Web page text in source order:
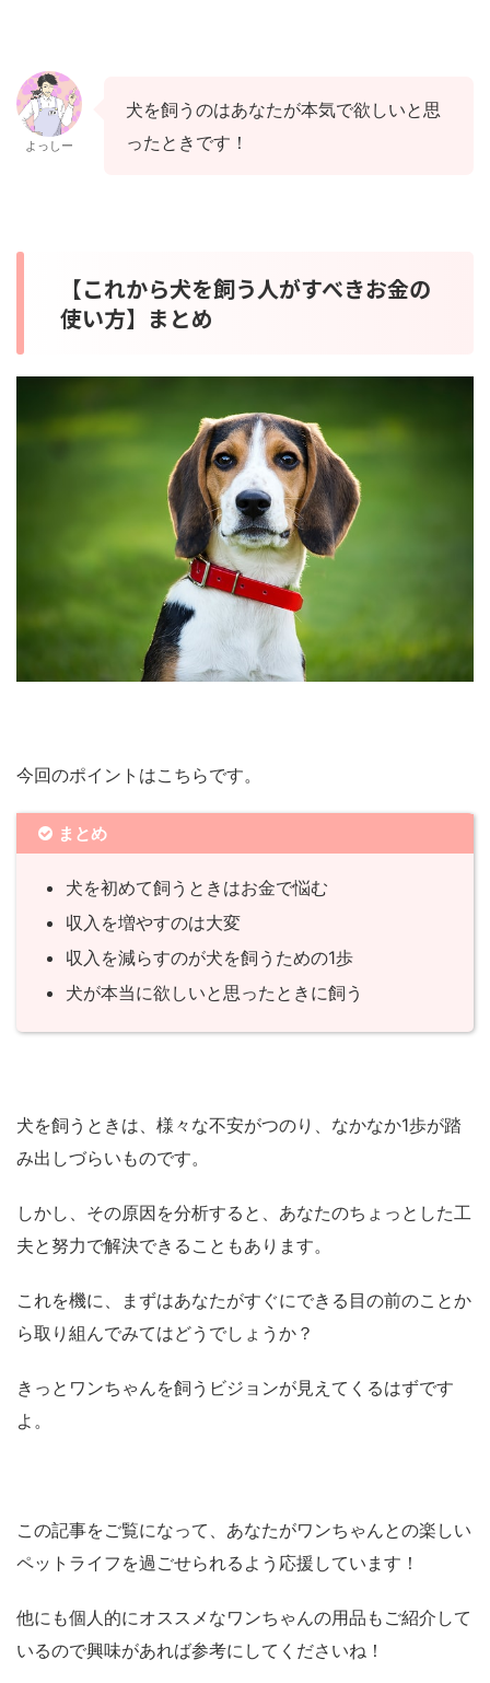
よっしー
犬を飼うのはあなたが本気で欲しいと思
ったときです！
【これから犬を飼う人がすべきお金の
使い方】まとめ
今回のポイントはこちらです。
まとめ
犬を初めて飼うときはお金で悩む
収入を増やすのは大変
収入を減らすのが犬を飼うための1歩
犬が本当に欲しいと思ったときに飼う
犬を飼うときは、様々な不安がつのり、なかなか1歩が踏
み出しづらいものです。
しかし、その原因を分析すると、あなたのちょっとした工
夫と努力で解決できることもあります。
これを機に、まずはあなたがすぐにできる目の前のことか
ら取り組んでみてはどうでしょうか？
きっとワンちゃんを飼うビジョンが見えてくるはずです
よ。
この記事をご覧になって、あなたがワンちゃんとの楽しい
ペットライフを過ごせられるよう応援しています！
他にも個人的にオススメなワンちゃんの用品もご紹介して
いるので興味があれば参考にしてくださいね！